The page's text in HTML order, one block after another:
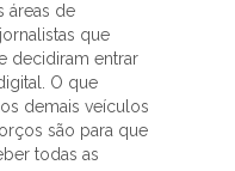
áreas de
que
decidiram entrar
O que
demais veículos
são para que
todas as